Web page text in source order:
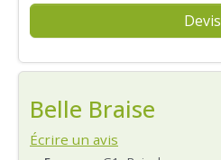
Devis
Belle Braise
Écrire un avis